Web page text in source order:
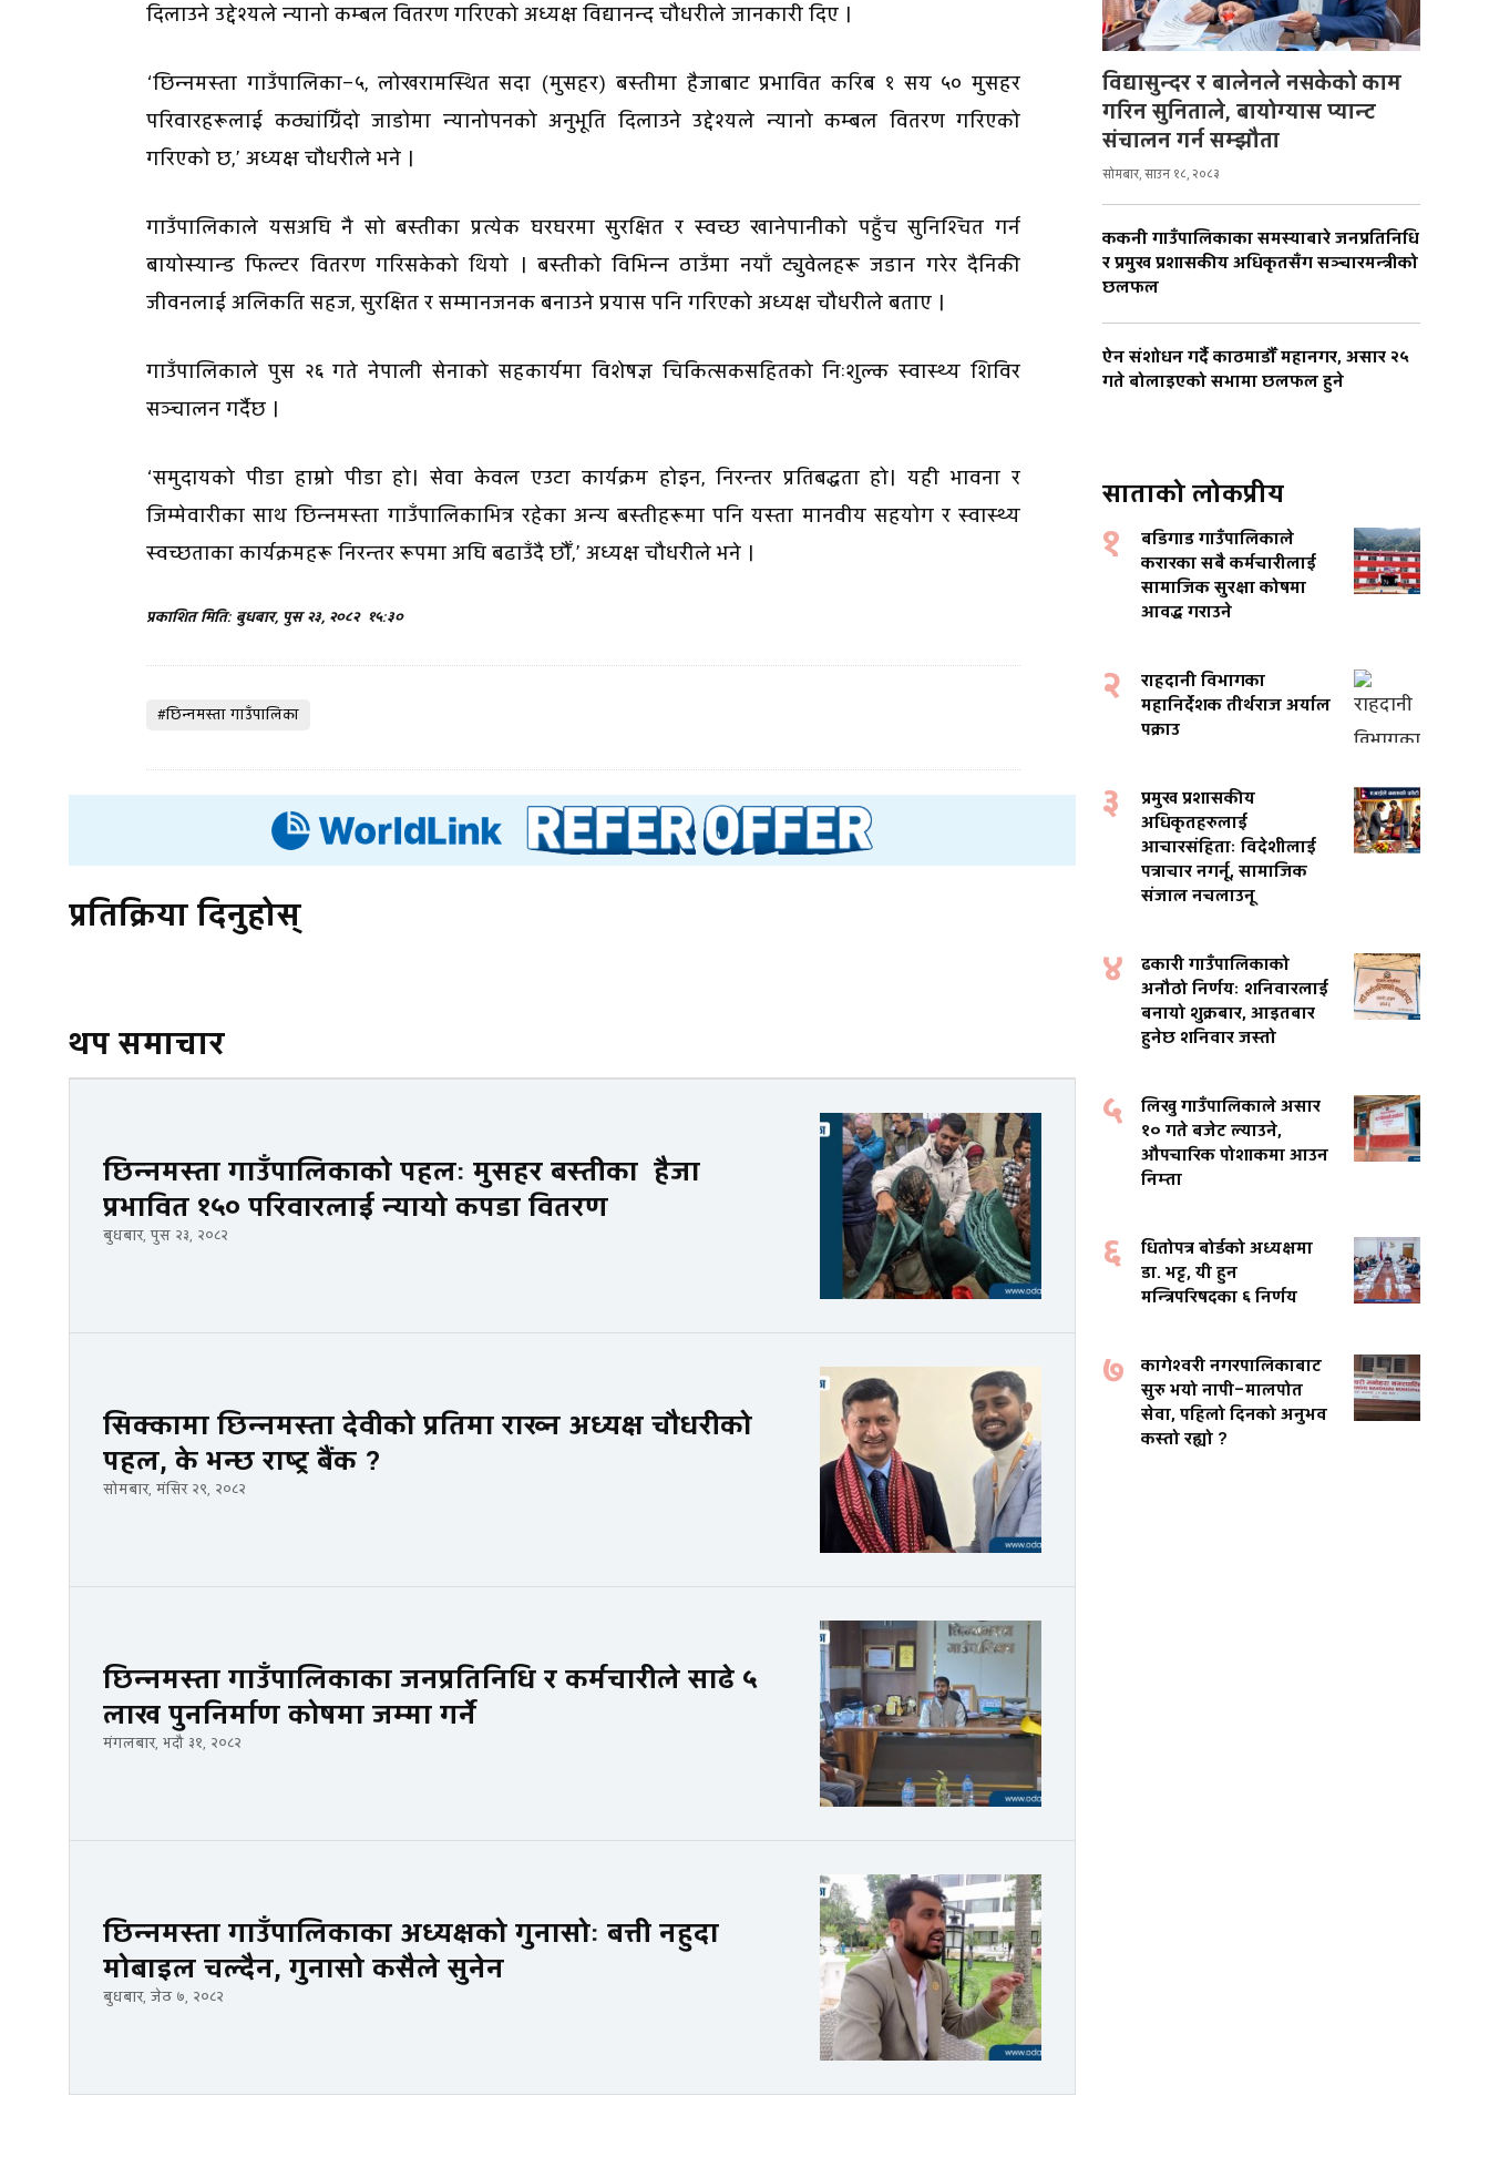
दिलाउने उद्देश्यले न्यानो कम्बल वितरण गरिएको अध्यक्ष विद्यानन्द चौधरीले जानकारी दिए ।
‘छिन्नमस्ता गाउँपालिका–५, लोखरामस्थित सदा (मुसहर) बस्तीमा हैजाबाट प्रभावित करिब १ सय ५० मुसहर
परिवारहरूलाई कठ्यांग्रिँदो जाडोमा न्यानोपनको अनुभूति दिलाउने उद्देश्यले न्यानो कम्बल वितरण गरिएको
गरिएको छ,’ अध्यक्ष चौधरीले भने ।
गाउँपालिकाले यसअघि नै सो बस्तीका प्रत्येक घरघरमा सुरक्षित र स्वच्छ खानेपानीको पहुँच सुनिश्चित गर्न
बायोस्यान्ड फिल्टर वितरण गरिसकेको थियो । बस्तीको विभिन्न ठाउँमा नयाँ ट्युवेलहरू जडान गरेर दैनिकी
जीवनलाई अलिकति सहज, सुरक्षित र सम्मानजनक बनाउने प्रयास पनि गरिएको अध्यक्ष चौधरीले बताए ।
गाउँपालिकाले पुस २६ गते नेपाली सेनाको सहकार्यमा विशेषज्ञ चिकित्सकसहितको निःशुल्क स्वास्थ्य शिविर
सञ्चालन गर्दैछ ।
‘समुदायको पीडा हाम्रो पीडा हो। सेवा केवल एउटा कार्यक्रम होइन, निरन्तर प्रतिबद्धता हो। यही भावना र
जिम्मेवारीका साथ छिन्नमस्ता गाउँपालिकाभित्र रहेका अन्य बस्तीहरूमा पनि यस्ता मानवीय सहयोग र स्वास्थ्य
स्वच्छताका कार्यक्रमहरू निरन्तर रूपमा अघि बढाउँदै छौँ,’ अध्यक्ष चौधरीले भने ।
प्रकाशित मिति: बुधबार, पुस २३, २०८२ १५:३०
#छिन्नमस्ता गाउँपालिका
प्रतिक्रिया दिनुहोस्
थप समाचार
छिन्नमस्ता गाउँपालिकाको पहलः मुसहर बस्तीका हैजा
प्रभावित १५० परिवारलाई न्यायो कपडा वितरण
बुधबार, पुस २३, २०८२
सिक्कामा छिन्नमस्ता देवीको प्रतिमा राख्न अध्यक्ष चौधरीको
पहल, के भन्छ राष्ट्र बैंक ?
सोमबार, मंसिर २९, २०८२
छिन्नमस्ता गाउँपालिकाका जनप्रतिनिधि र कर्मचारीले साढे ५
लाख पुननिर्माण कोषमा जम्मा गर्ने
मंगलबार, भदौ ३१, २०८२
छिन्नमस्ता गाउँपालिकाका अध्यक्षको गुनासोः बत्ती नहुदा
मोबाइल चल्दैन, गुनासो कसैले सुनेन
बुधबार, जेठ ७, २०८२
विद्यासुन्दर र बालेनले नसकेको काम
गरिन सुनिताले, बायोग्यास प्यान्ट
संचालन गर्न सम्झौता
सोमबार, साउन १८, २०८३
ककनी गाउँपालिकाका समस्याबारे जनप्रतिनिधि
र प्रमुख प्रशासकीय अधिकृतसँग सञ्चारमन्त्रीको
छलफल
ऐन संशोधन गर्दै काठमाडौँ महानगर, असार २५
गते बोलाइएको सभामा छलफल हुने
साताको लोकप्रीय
१
बडिगाड गाउँपालिकाले
करारका सबै कर्मचारीलाई
सामाजिक सुरक्षा कोषमा
आवद्ध गराउने
२
राहदानी विभागका
महानिर्देशक तीर्थराज अर्याल
पक्राउ
३
प्रमुख प्रशासकीय
अधिकृतहरुलाई
आचारसंहिताः विदेशीलाई
पत्राचार नगर्नू, सामाजिक
संजाल नचलाउनू
४
ढकारी गाउँपालिकाको
अनौठो निर्णयः शनिवारलाई
बनायो शुक्रबार, आइतबार
हुनेछ शनिवार जस्तो
५
लिखु गाउँपालिकाले असार
१० गते बजेट ल्याउने,
औपचारिक पोशाकमा आउन
निम्ता
६
धितोपत्र बोर्डको अध्यक्षमा
डा. भट्ट, यी हुन
मन्त्रिपरिषदका ६ निर्णय
७
कागेश्वरी नगरपालिकाबाट
सुरु भयो नापी–मालपोत
सेवा, पहिलो दिनको अनुभव
कस्तो रह्यो ?